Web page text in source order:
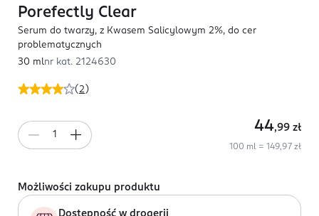
(2 )
Porefectly Clear
Serum do twarzy, z Kwasem Salicylowym 2%, do cer
problematycznych
30 mlnr kat. 2124630
44,99 zł
100 ml = 149,97 zł
Możliwości zakupu produktu
Dostępność w drogerii